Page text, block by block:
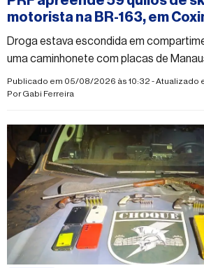
motorista na BR-163, em
Droga estava escondida em
uma caminhonete com placas de
em flagrante por tráfico
Publicado em 05/08/2026 às 10:32 - Atualizado
PorGabi Ferreira